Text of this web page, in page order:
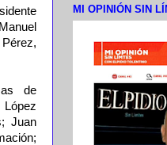
de
Juan
MI OPINIÓN SIN